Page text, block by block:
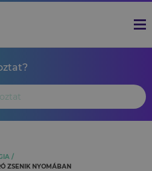
ZSENIK NYOMÁBAN